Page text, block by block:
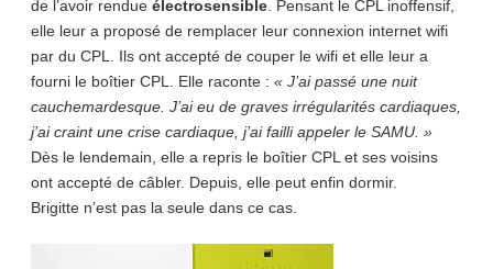
de l’avoir rendue électrosensible . Pensant le CPL inoffensif,
elle leur a proposé de remplacer leur connexion internet wifi
par du CPL. Ils ont accepté de couper le wifi et elle leur a
fourni le boîtier CPL. Elle raconte : « J’ai passé une nuit
cauchemardesque. J’ai eu de graves irrégularités cardiaques,
j’ai craint une crise cardiaque, j’ai failli appeler le SAMU. »
Dès le lendemain, elle a repris le boîtier CPL et ses voisins
ont accepté de câbler. Depuis, elle peut enfin dormir.
Brigitte n’est pas la seule dans ce cas.